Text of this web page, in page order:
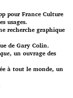
pour France Culture
usages.
recherche graphique
de Gary Colin.
, un ouvrage des
à tout le monde, un